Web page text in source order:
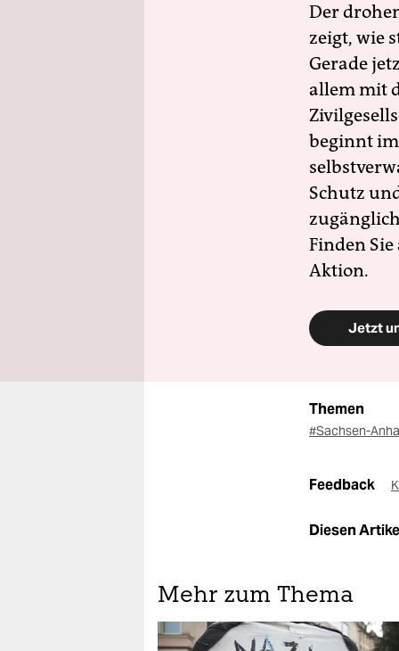
Der
zeigt, wie
Gerade
allem mit
beginnt
Schutz
Finden
Aktion.
Jetzt
Themen
#Sachsen-
Feedback
Diesen
Mehr zum Thema